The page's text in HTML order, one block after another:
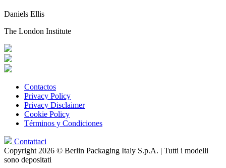
Daniels Ellis
The London Institute
Contactos
Privacy Policy
Privacy Disclaimer
Cookie Policy
Términos y Condiciones
Contattaci
Copyright 2026 © Berlin Packaging Italy S.p.A. | Tutti i modelli
sono depositati